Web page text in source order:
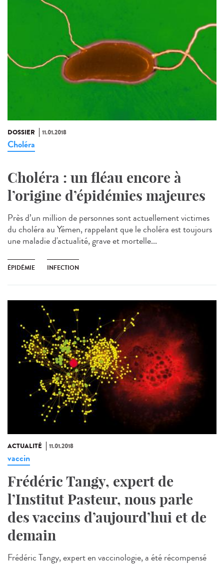
DOSSIER 11.01.2018
Choléra
Choléra : un fléau encore à
l’origine d’épidémies majeures
Près d’un million de personnes sont actuellement victimes
du choléra au Yémen, rappelant que le choléra est toujours
une maladie d'actualité, grave et mortelle...
ÉPIDÉMIE INFECTION
ACTUALITÉ 11.01.2018
vaccin
Frédéric Tangy, expert de
l’Institut Pasteur, nous parle
des vaccins d’aujourd’hui et de
demain
Frédéric Tangy, expert en vaccinologie, a été récompensé